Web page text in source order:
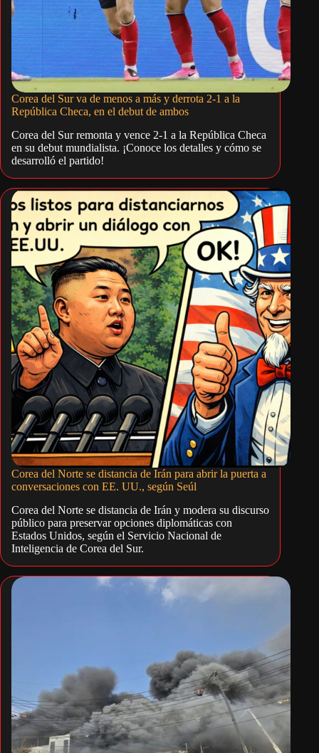
Corea del Sur va de menos a más y derrota 2-1 a la
República Checa, en el debut de ambos
Corea del Sur remonta y vence 2-1 a la República Checa
en su debut mundialista. ¡Conoce los detalles y cómo se
desarrolló el partido!
Corea del Norte se distancia de Irán para abrir la puerta a
conversaciones con EE. UU., según Seúl
Corea del Norte se distancia de Irán y modera su discurso
público para preservar opciones diplomáticas con
Estados Unidos, según el Servicio Nacional de
Inteligencia de Corea del Sur.